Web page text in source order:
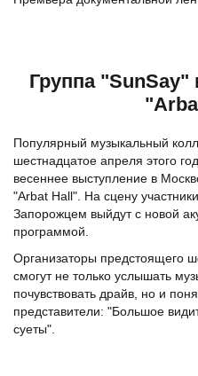
Группа
Популярный музыкальный
шестнадцатое апреля этого
весеннее выступление в
"Arbat Hall". На сцену
Запорожцем выйдут с новой
программой.
Организаторы предстоящего
смогут не только услышать
почувствовать драйв, но и
представители: "Большое
суеты".